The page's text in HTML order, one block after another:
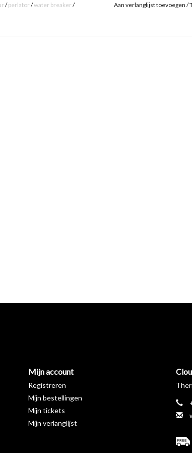
/perlator /water breaker /
Aan verlanglijst toevoegen /
Mijn account
Registreren
Mijn bestellingen
Mijn tickets
Mijn verlanglijst